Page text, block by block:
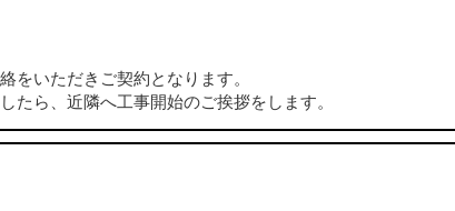
をいただきご契約となります。
ら、近隣へ工事開始のご挨拶をします。